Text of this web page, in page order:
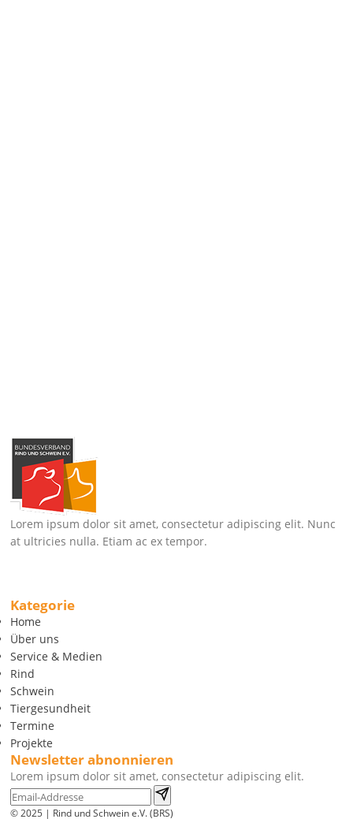
Lorem ipsum dolor sit amet, consectetur adipiscing elit. Nunc
at ultricies nulla. Etiam ac ex tempor.
Kategorie
Home
Über uns
Service & Medien
Rind
Schwein
Tiergesundheit
Termine
Projekte
Newsletter abnonnieren
Lorem ipsum dolor sit amet, consectetur adipiscing elit.
© 2025 | Rind und Schwein e.V. (BRS)